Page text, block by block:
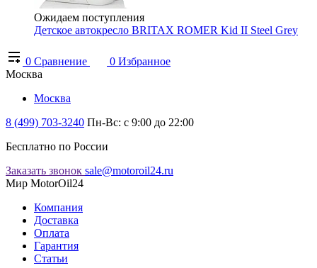
Ожидаем поступления
Детское автокресло BRITAX ROMER Kid II Steel Grey
0 Сравнение 0 Избранное
Москва
Москва
8 (499) 703-3240 Пн-Вс: с 9:00 до 22:00
Бесплатно по России
Заказать звонок sale@motoroil24.ru
Мир MotorOil24
Компания
Доставка
Оплата
Гарантия
Статьи